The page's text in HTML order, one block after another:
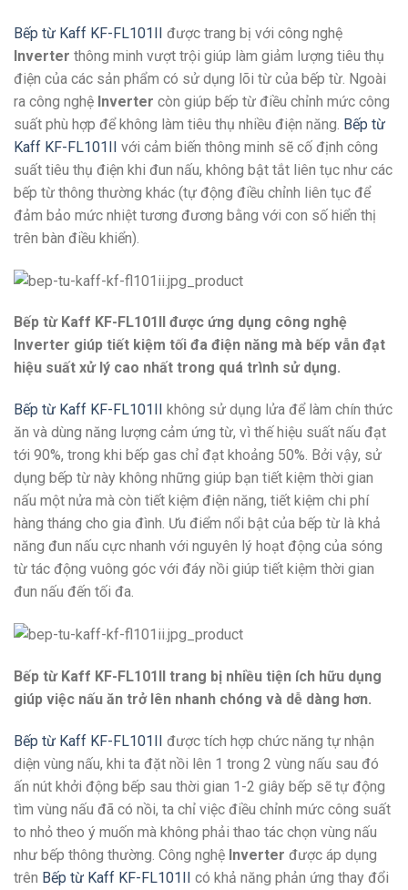
Bếp từ Kaff KF-FL101II được trang bị với công nghệ
Inverter thông minh vượt trội giúp làm giảm lượng tiêu thụ
điện của các sản phẩm có sử dụng lõi từ của bếp từ. Ngoài
ra công nghệ Inverter còn giúp bếp từ điều chỉnh mức công
suất phù hợp để không làm tiêu thụ nhiều điện năng. Bếp từ
Kaff KF-FL101II với cảm biến thông minh sẽ cố định công
suất tiêu thụ điện khi đun nấu, không bật tắt liên tục như các
bếp từ thông thường khác (tự động điều chỉnh liên tục để
đảm bảo mức nhiệt tương đương bằng với con số hiển thị
trên bàn điều khiển).
Bếp từ Kaff KF-FL101II được ứng dụng công nghệ
Inverter giúp tiết kiệm tối đa điện năng mà bếp vẫn đạt
hiệu suất xử lý cao nhất trong quá trình sử dụng.
Bếp từ Kaff KF-FL101II
không sử dụng lửa để làm chín thức
ăn và dùng năng lượng cảm ứng từ, vì thế hiệu suất nấu đạt
tới 90%, trong khi bếp gas chỉ đạt khoảng 50%. Bởi vậy, sử
dụng bếp từ này không những giúp bạn tiết kiệm thời gian
nấu một nửa mà còn tiết kiệm điện năng, tiết kiệm chi phí
hàng tháng cho gia đình. Ưu điểm nổi bật của bếp từ là khả
năng đun nấu cực nhanh với nguyên lý hoạt động của sóng
từ tác động vuông góc với đáy nồi giúp tiết kiệm thời gian
đun nấu đến tối đa.
Bếp từ Kaff KF-FL101II trang bị nhiều tiện ích hữu dụng
giúp việc nấu ăn trở lên nhanh chóng và dễ dàng hơn.
Bếp từ Kaff KF-FL101II được tích hợp chức năng tự nhận
diện vùng nấu, khi ta đặt nồi lên 1 trong 2 vùng nấu sau đó
ấn nút khởi động bếp sau thời gian 1-2 giây bếp sẽ tự động
tìm vùng nấu đã có nồi, ta chỉ việc điều chỉnh mức công suất
to nhỏ theo ý muốn mà không phải thao tác chọn vùng nấu
như bếp thông thường. Công nghệ Inverter được áp dụng
trên Bếp từ Kaff KF-FL101II có khả năng phản ứng thay đổi